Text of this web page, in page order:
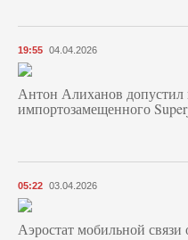
19:55 04.04.2026
Антон Алиханов допустил
импортозамещенного
05:22 03.04.2026
Аэростат мобильной связи